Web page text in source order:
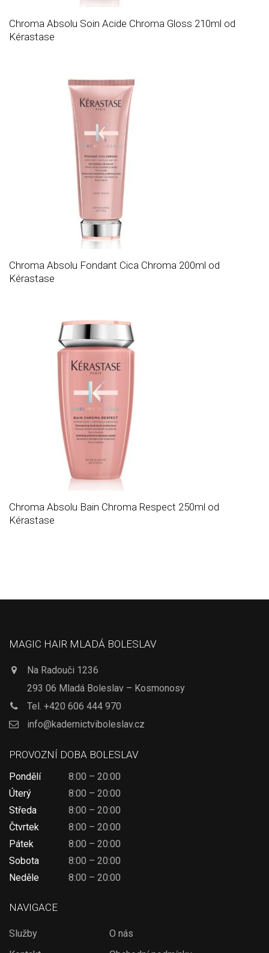
Chroma Absolu Soin Acide Chroma Gloss 210ml od
Kérastase
Chroma Absolu Fondant Cica Chroma 200ml od
Kérastase
Chroma Absolu Bain Chroma Respect 250ml od
Kérastase
MAGIC HAIR MLADÁ BOLESLAV
Na Radouči 1236
293 06 Mladá Boleslav – Kosmonosy
Tel. +420 606 444 970
info@kadernictviboleslav.cz
PROVOZNÍ DOBA BOLESLAV
Pondělí
8:00 – 20:00
Úterý
8:00 – 20:00
Středa
8:00 – 20:00
Čtvrtek
8:00 – 20:00
Pátek
8:00 – 20:00
Sobota
8:00 – 20:00
Neděle
8:00 – 20:00
NAVIGACE
Služby
O nás